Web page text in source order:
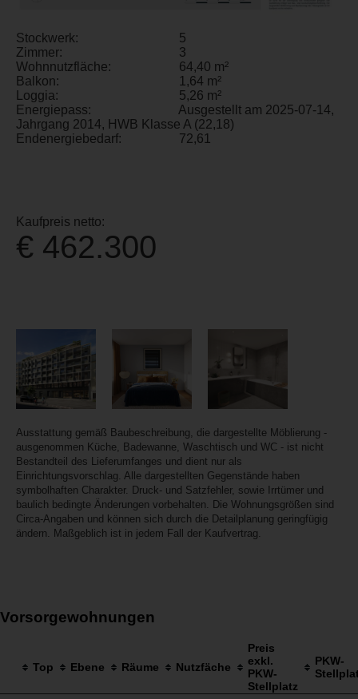
Stockwerk:
5
Zimmer:
3
Wohnnutzfläche:
64,40 m²
Balkon:
1,64 m²
Loggia:
5,26 m²
Energiepass:
Ausgestellt am 2025-07-14,
Jahrgang 2014, HWB Klasse A (22,18)
Endenergiebedarf:
72,61
Kaufpreis netto:
€ 462.300
Ausstattung gemäß Baubeschreibung, die dargestellte Möblierung -
ausgenommen Küche, Badewanne, Waschtisch und WC - ist nicht
Bestandteil des Lieferumfanges und dient nur als
Einrichtungsvorschlag. Alle dargestellten Gegenstände haben
symbolhaften Charakter. Druck- und Satzfehler, sowie Irrtümer und
baulich bedingte Änderungen vorbehalten. Die Wohnungsgrößen sind
Circa-Angaben und können sich durch die Detailplanung geringfügig
ändern. Maßgeblich ist in jedem Fall der Kaufvertrag.
Vorsorgewohnungen
Top Ebene Räume Nutzfäche
Preis
exkl.
PKW-
Stellplatz
PKW-